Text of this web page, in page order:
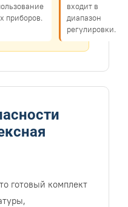
приборов.
входит в
диапазон
регулировки.
готовый комплект